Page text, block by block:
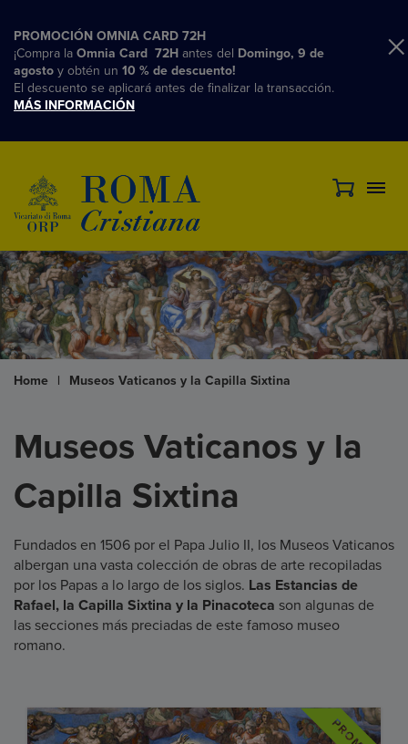
PROMOCIÓN OMNIA CARD 72H
¡Compra la Omnia Card 72H antes del Domingo, 9 de
agosto y obtén un 10 % de descuento!
El descuento se aplicará antes de finalizar la transacción.
MÁS INFORMACIÓN
Home | Museos Vaticanos y la Capilla Sixtina
Museos Vaticanos y la
Capilla Sixtina
Fundados en 1506 por el Papa Julio II, los Museos Vaticanos
albergan una vasta colección de obras de arte recopiladas
por los Papas a lo largo de los siglos. Las Estancias de
Rafael, la Capilla Sixtina y la Pinacoteca son algunas de
las secciones más preciadas de este famoso museo
romano.